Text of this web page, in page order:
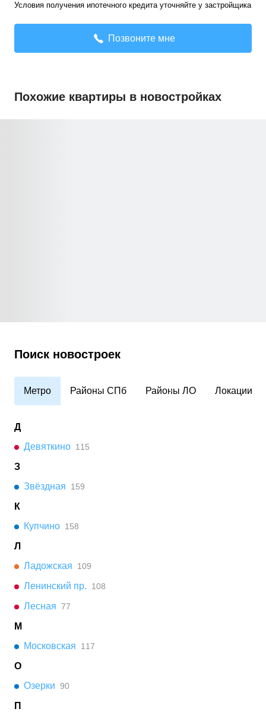
Условия получения ипотечного кредита уточняйте у застройщика
Позвоните мне
Похожие квартиры в новостройках
Поиск новостроек
Метро Районы СПб Районы ЛО Локации
Д
Девяткино 115
З
Звёздная
159
К
Купчино 158
Л
Ладожская
109
Ленинский пр. 108
Лесная 77
М
Московская
117
О
Озерки 90
П